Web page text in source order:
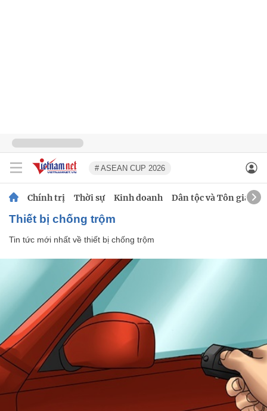
# ASEAN CUP 2026
Chính trị Thời sự Kinh doanh Dân tộc và Tôn giáo
thiết bị chống trộm
Tin tức mới nhất về thiết bị chống trộm